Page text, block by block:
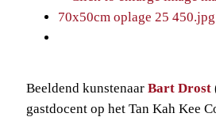
Beeldend kunstenaar Bart Drost
gastdocent op het Tan Kah Kee